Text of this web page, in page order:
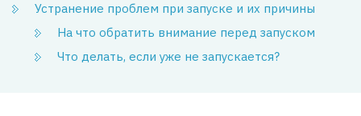
Устранение проблем при запуске и их причины
На что обратить внимание перед запуском
Что делать, если уже не запускается?